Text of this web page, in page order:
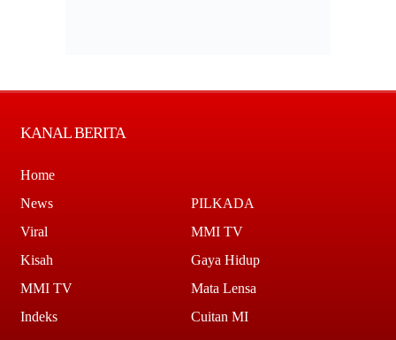
KANAL BERITA
Home
News
Viral
Kisah
MMI TV
Indeks
PILKADA
MMI TV
Gaya Hidup
Mata Lensa
Cuitan MI